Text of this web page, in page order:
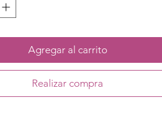
Agregar al carrito
Realizar compra